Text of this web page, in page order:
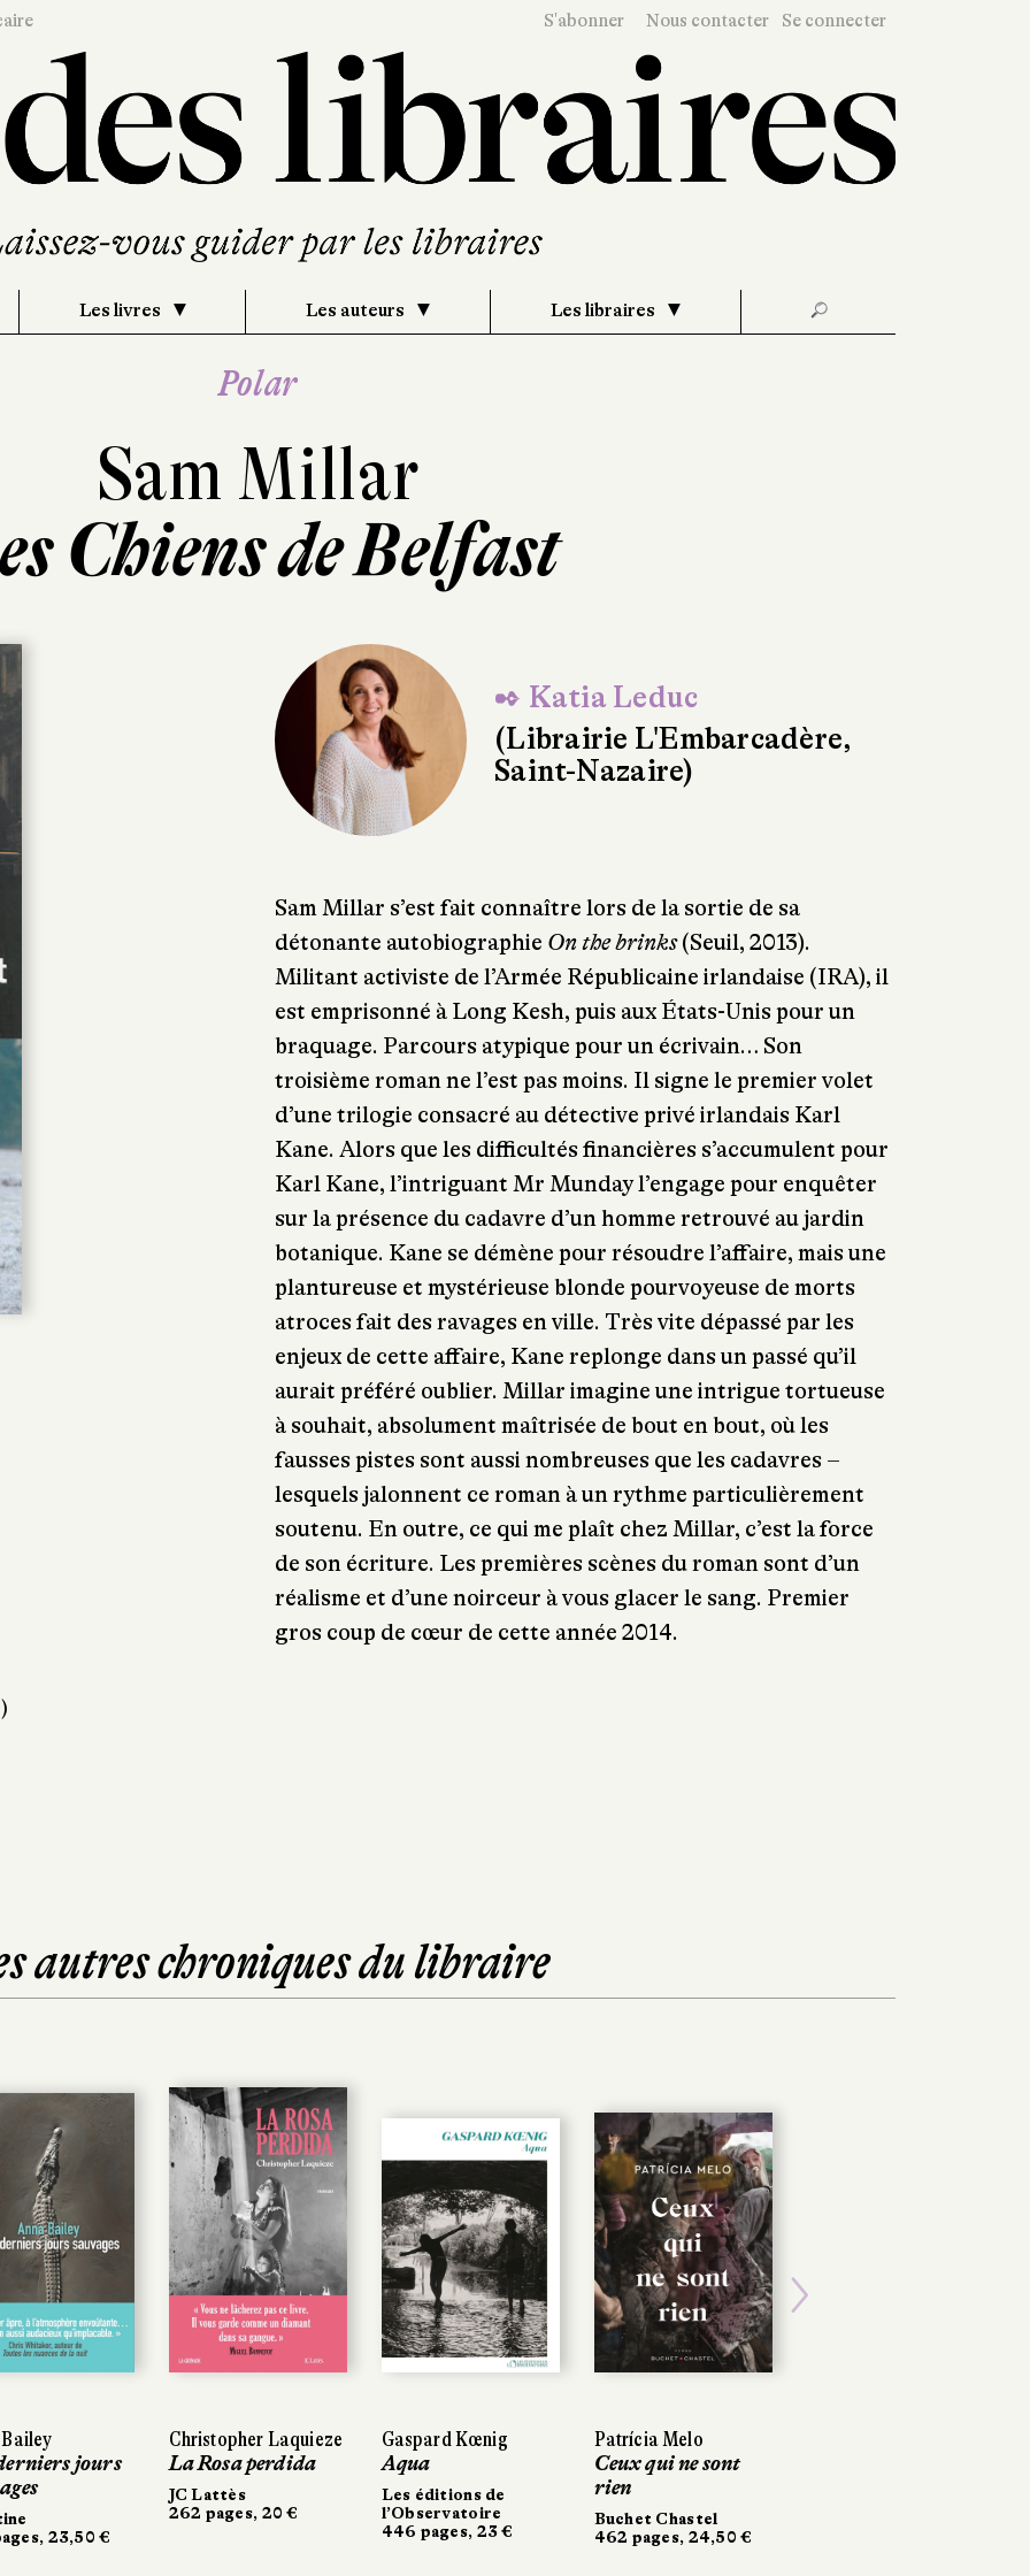
S'abonner Nous contacter Se connecter
Les livres Les auteurs Les libraires 🔎
Polar
Sam Millar
Chiens de Belfast
✒ Katia Leduc
(Librairie L'Embarcadère,
Saint-Nazaire)
Sam Millar s’est fait connaître lors de la sortie de sa
détonante autobiographie On the brinks(Seuil, 2013).
Militant activiste de l’Armée Républicaine irlandaise (IRA), il
est emprisonné à Long Kesh, puis aux États-Unis pour un
braquage. Parcours atypique pour un écrivain… Son
troisième roman ne l’est pas moins. Il signe le premier volet
d’une trilogie consacré au détective privé irlandais Karl
Kane. Alors que les difficultés financières s’accumulent pour
Karl Kane, l’intriguant Mr Munday l’engage pour enquêter
sur la présence du cadavre d’un homme retrouvé au jardin
botanique. Kane se démène pour résoudre l’affaire, mais une
plantureuse et mystérieuse blonde pourvoyeuse de morts
atroces fait des ravages en ville. Très vite dépassé par les
enjeux de cette affaire, Kane replonge dans un passé qu’il
aurait préféré oublier. Millar imagine une intrigue tortueuse
à souhait, absolument maîtrisée de bout en bout, où les
fausses pistes sont aussi nombreuses que les cadavres –
lesquels jalonnent ce roman à un rythme particulièrement
soutenu. En outre, ce qui me plaît chez Millar, c’est la force
de son écriture. Les premières scènes du roman sont d’un
réalisme et d’une noirceur à vous glacer le sang. Premier
gros coup de cœur de cette année 2014.
autres chroniques du libraire
jours
23,50 €
Christopher Laquieze
La Rosa perdida
JC Lattès
262 pages, 20 €
Gaspard Kœnig
Aqua
Les éditions de
l’Observatoire
446 pages, 23 €
Patrícia Melo
Ceux qui ne sont
rien
Buchet Chastel
462 pages, 24,50 €
jours
23,50 €
Christopher Laquieze
La Rosa perdida
JC Lattès
262 pages, 20 €
Gaspard Kœnig
Aqua
Les éditions de
l’Observatoire
446 pages, 23 €
Patrícia Melo
Ceux qui ne sont
rien
Buchet Chastel
462 pages, 24,50 €